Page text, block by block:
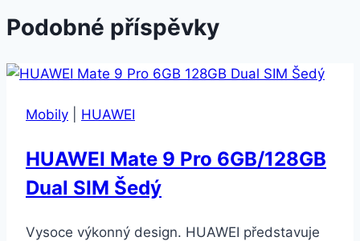
Podobné příspěvky
Mobily HUAWEI
HUAWEI Mate 9 Pro 6GB/128GB
Dual SIM Šedý
Vysoce výkonný design. HUAWEI představuje